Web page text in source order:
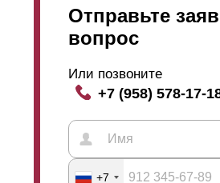
На самом деле наличие или
это способ контролировать
территории. Получается так :
маленький угол обзора, чем
больше видимость. Только с
надо смотреть сверху вниз, а с
Отправьте
вопрос
Или позвоните
+7 (958) 578-17-
+7